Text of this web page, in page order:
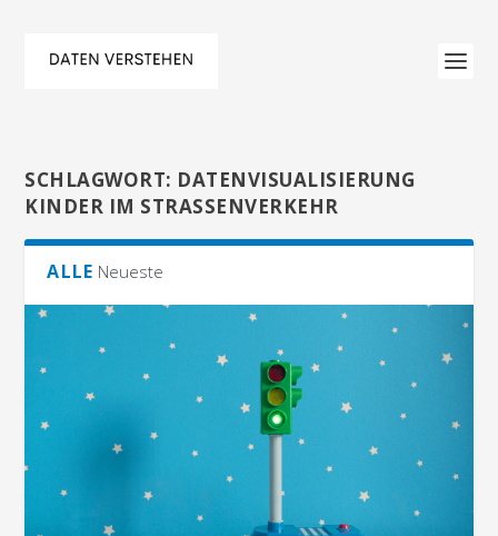
SCHLAGWORT: DATENVISUALISIERUNG
KINDER IM STRASSENVERKEHR
ALLE Neueste